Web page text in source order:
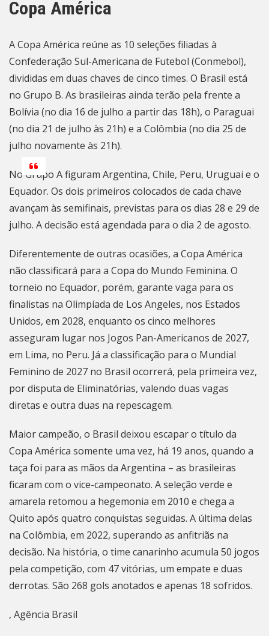
Copa América
A Copa América reúne as 10 seleções filiadas à
Confederação Sul-Americana de Futebol (Conmebol),
divididas em duas chaves de cinco times. O Brasil está
no Grupo B. As brasileiras ainda terão pela frente a
Bolívia (no dia 16 de julho a partir das 18h), o Paraguai
(no dia 21 de julho às 21h) e a Colômbia (no dia 25 de
julho novamente às 21h).
No Grupo A figuram Argentina, Chile, Peru, Uruguai e o
Equador. Os dois primeiros colocados de cada chave
avançam às semifinais, previstas para os dias 28 e 29 de
julho. A decisão está agendada para o dia 2 de agosto.
Diferentemente de outras ocasiões, a Copa América
não classificará para a Copa do Mundo Feminina. O
torneio no Equador, porém, garante vaga para os
finalistas na Olimpíada de Los Angeles, nos Estados
Unidos, em 2028, enquanto os cinco melhores
asseguram lugar nos Jogos Pan-Americanos de 2027,
em Lima, no Peru. Já a classificação para o Mundial
Feminino de 2027 no Brasil ocorrerá, pela primeira vez,
por disputa de Eliminatórias, valendo duas vagas
diretas e outra duas na repescagem.
Maior campeão, o Brasil deixou escapar o título da
Copa América somente uma vez, há 19 anos, quando a
taça foi para as mãos da Argentina – as brasileiras
ficaram com o vice-campeonato. A seleção verde e
amarela retomou a hegemonia em 2010 e chega a
Quito após quatro conquistas seguidas. A última delas
na Colômbia, em 2022, superando as anfitriãs na
decisão. Na história, o time canarinho acumula 50 jogos
pela competição, com 47 vitórias, um empate e duas
derrotas. São 268 gols anotados e apenas 18 sofridos.
, Agência Brasil